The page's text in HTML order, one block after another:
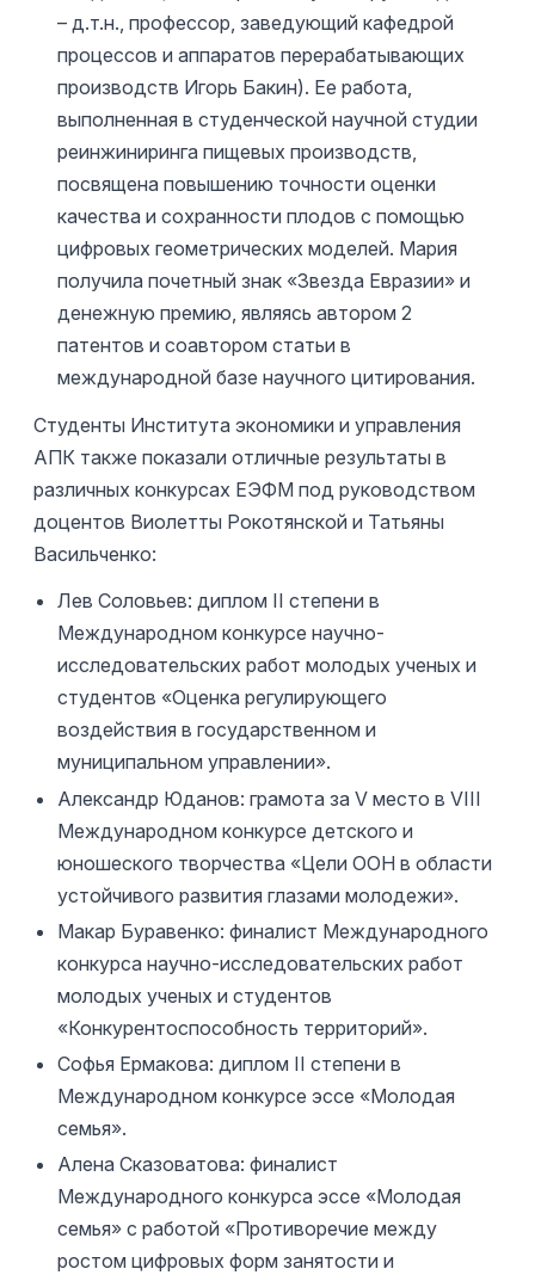
– д.т.н., профессор, заведующий кафедрой
процессов и аппаратов перерабатывающих
производств Игорь Бакин). Ее работа,
выполненная в студенческой научной студии
реинжиниринга пищевых производств,
посвящена повышению точности оценки
качества и сохранности плодов с помощью
цифровых геометрических моделей. Мария
получила почетный знак «Звезда Евразии» и
денежную премию, являясь автором 2
патентов и соавтором статьи в
международной базе научного цитирования.
Студенты Института экономики и управления
АПК также показали отличные результаты в
различных конкурсах ЕЭФМ под руководством
доцентов Виолетты Рокотянской и Татьяны
Васильченко:
Лев Соловьев: диплом II степени в
Международном конкурсе научно-
исследовательских работ молодых ученых и
студентов «Оценка регулирующего
воздействия в государственном и
муниципальном управлении».
Александр Юданов: грамота за V место в VIII
Международном конкурсе детского и
юношеского творчества «Цели ООН в области
устойчивого развития глазами молодежи».
Макар Буравенко: финалист Международного
конкурса научно-исследовательских работ
молодых ученых и студентов
«Конкурентоспособность территорий».
Софья Ермакова: диплом II степени в
Международном конкурсе эссе «Молодая
семья».
Алена Сказоватова: финалист
Международного конкурса эссе «Молодая
семья» с работой «Противоречие между
ростом цифровых форм занятости и